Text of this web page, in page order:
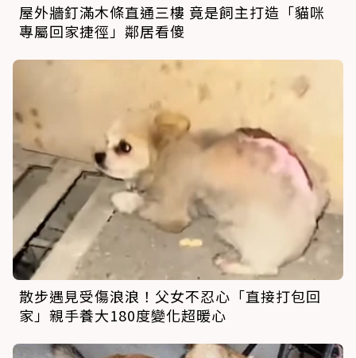
屋外牆釘滿木條直通三樓 竟是飼主打造「貓咪
專屬回家捷徑」鄰居看傻
散步遇見受傷浪浪！父女不忍心「直接打包回
家」親手養大180度變化超暖心